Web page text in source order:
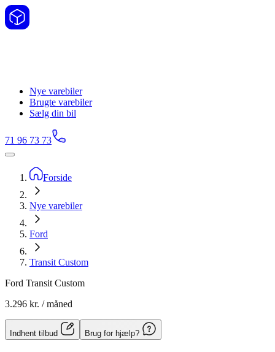
Nye varebiler
Brugte varebiler
Sælg din bil
71 96 73 73
Forside
Nye varebiler
Ford
Transit Custom
Ford Transit Custom
3.296 kr. / måned
Indhent tilbud Brug for hjælp?